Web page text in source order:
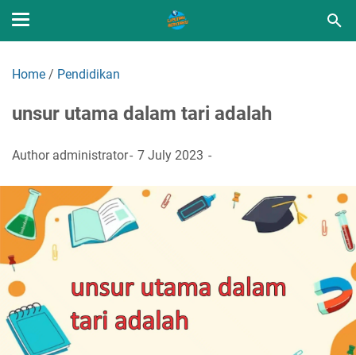
Home / Pendidikan
unsur utama dalam tari adalah
Author administrator 7 July 2023